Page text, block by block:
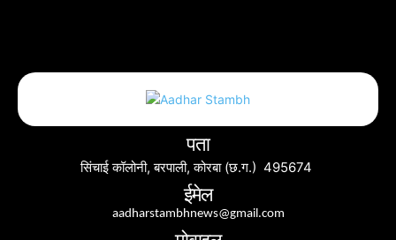
पता
सिंचाई कॉलोनी, बरपाली, कोरबा (छ.ग.) 495674
ईमेल
aadharstambhnews@gmail.com